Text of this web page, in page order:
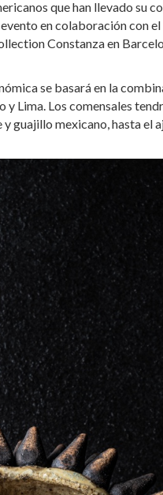
que han llevado su
en colaboración con
Constanza en
se basará en la
y Lima. Los comensales
guajillo mexicano, hasta el